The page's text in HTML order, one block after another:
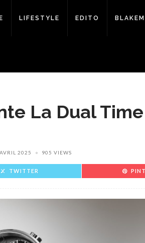
LIFESTYLE EDITO
La Dual
2025 905 VIEWS
TWITTER